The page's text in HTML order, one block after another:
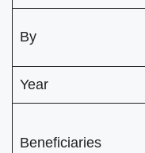
By
Year
Beneficiaries